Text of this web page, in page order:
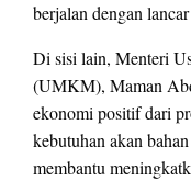
berjalan dengan
Di sisi lain, Menteri
(UMKM), Maman
ekonomi positif dari
kebutuhan akan
membantu